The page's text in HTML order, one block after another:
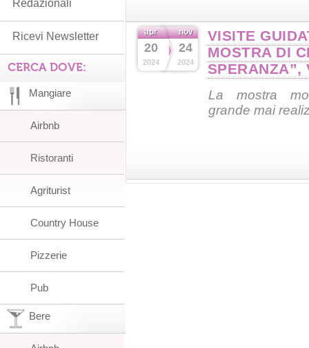
apr
20
2024
nov
24
2024
VISITE
MOSTRA DI
SPERANZA”,
La mostra
grande mai
Redazionali
Ricevi Newsletter
CERCA DOVE:
Mangiare
Airbnb
Ristoranti
Agriturist
Country House
Pizzerie
Pub
Bere